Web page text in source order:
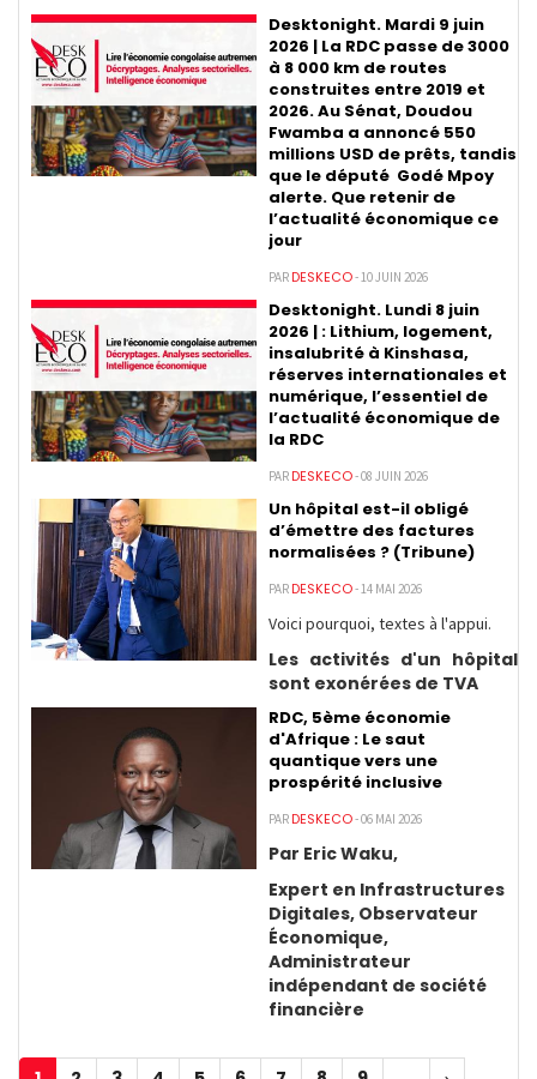
Desktonight. Mardi 9 juin
2026 | La RDC passe de 3000
à 8 000 km de routes
construites entre 2019 et
2026. Au Sénat, Doudou
Fwamba a annoncé 550
millions USD de prêts, tandis
que le député Godé Mpoy
alerte. Que retenir de
l’actualité économique ce
jour
PAR DESKECO- 10 JUIN 2026
Desktonight. Lundi 8 juin
2026 | : Lithium, logement,
insalubrité à Kinshasa,
réserves internationales et
numérique, l’essentiel de
l’actualité économique de
la RDC
PAR DESKECO- 08 JUIN 2026
Un hôpital est-il obligé
d’émettre des factures
normalisées ? (Tribune)
PAR DESKECO- 14 MAI 2026
Voici pourquoi, textes à l'appui.
Les activités d'un hôpital
sont exonérées de TVA
RDC, 5ème économie
d'Afrique : Le saut
quantique vers une
prospérité inclusive
PAR DESKECO- 06 MAI 2026
Par Eric Waku,
Expert en Infrastructures
Digitales, Observateur
Économique,
Administrateur
indépendant de société
financière
Pagination